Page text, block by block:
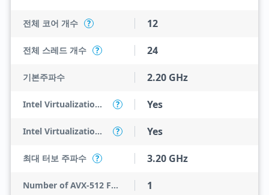
전체 코어 개수 ? 12
전체 스레드 개수 ? 24
기본주파수 2.20 GHz
Intel Virtualization Technology (VT-x) ? Yes
Intel Virtualization Technology for Directed I/O (VT-d) ? Yes
최대 터보 주파수 ? 3.20 GHz
Number of AVX-512 FMA Units 1